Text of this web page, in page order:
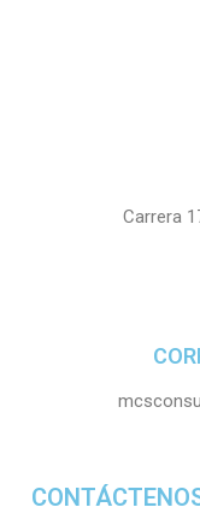
Carrera